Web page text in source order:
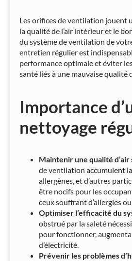
Les orifices de ventilation jouent
la qualité de l’air intérieur et le
du système de ventilation de
entretien régulier est
performance optimale et éviter
santé liés à une mauvaise qualité
Importance
nettoyage
Maintenir une qualité d’air
de ventilation accumulent
allergènes, et d’autres
être nocifs pour les
ceux souffrant d’allergies ou
Optimiser l’efficacité du
obstrué par la saleté
pour fonctionner,
d’électricité.
Prévenir les problèmes